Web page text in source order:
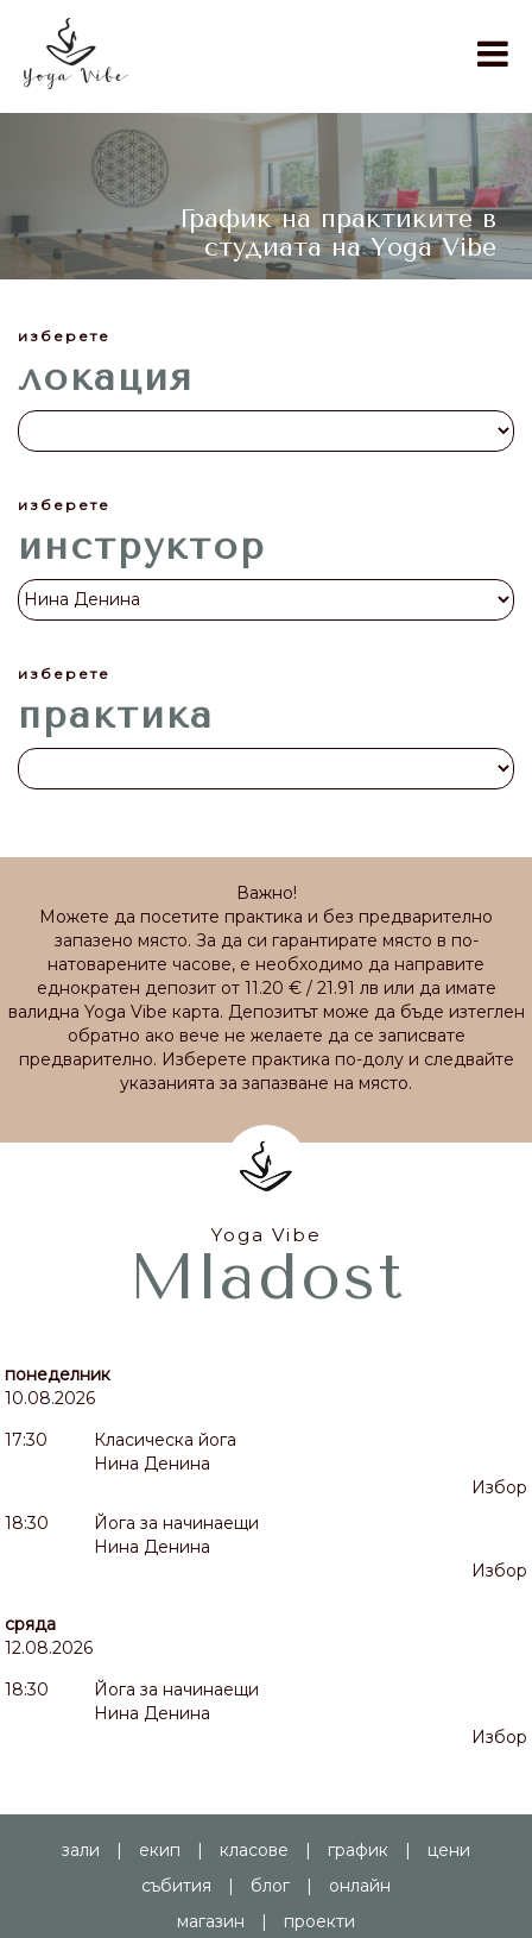
График на практиките в
студиата на Yoga Vibe
изберете
локация
изберете
инструктор
изберете
практика
Важно!
Можете да посетите практика и без предварително
запазено място. За да си гарантирате място в по-
натоварените часове, е необходимо да направите
еднократен депозит от 11.20 € / 21.91 лв или да имате
валидна Yoga Vibe карта. Депозитът може да бъде изтеглен
обратно ако вече не желаете да се записвате
предварително. Изберете практика по-долу и следвайте
указанията за запазване на място.
Yoga Vibe
Mladost
понеделник
10.08.2026
17:30
Класическа йога
Нина Денина
Избор
18:30
Йога за начинаещи
Нина Денина
Избор
сряда
12.08.2026
18:30
Йога за начинаещи
Нина Денина
Избор
зали | екип | класове | график |
цени
събития
| блог |
онлайн
магазин
| проекти